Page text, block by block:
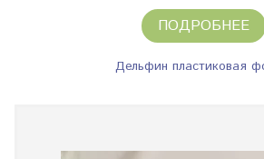
ПОДРОБНЕЕ
Дельфин пластиковая